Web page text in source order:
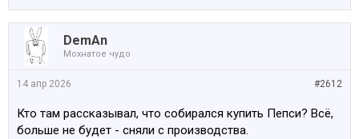
DemAn
Мохнатое чудо
#2612
14 апр 2026
Кто там рассказывал, что собирался купить Пепси? Всё,
больше не будет - сняли с производства.